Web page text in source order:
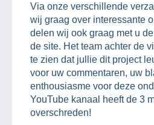
Via onze verschillende
wij graag over interessante
delen wij ook graag met u
de site. Het team achter de
te zien dat jullie dit project
voor uw commentaren, uw
enthousiasme voor deze
YouTube kanaal heeft de 3
overschreden!